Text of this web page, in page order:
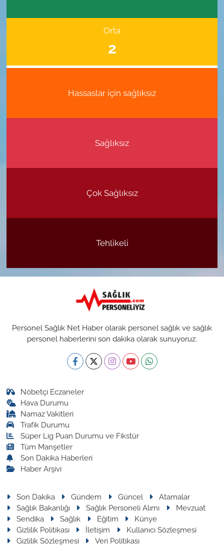
Orta
2
Hassaslar için sağlıksız
Sağlıksız
Çok Sağlıksız
Tehlikeli
Personel Sağlık Net Haber olarak personel sağlık ve sağlık
personel haberlerini son dakika olarak sunuyoruz.
Nöbetçi Eczaneler
Hava Durumu
Namaz Vakitleri
Trafik Durumu
Süper Lig Puan Durumu ve Fikstür
Tüm Manşetler
Son Dakika Haberleri
Haber Arşivi
Son Dakika Gündem Güncel
Atamalar
Sağlık Bakanlığı
Sağlık Personeli Alımı
Mevzuat
Sendika
Sağlık Eğitim
Künye
Gizlilik Politikası
İletişim
Kullanıcı Sözleşmesi
Gizlilik Sözleşmesi
Veri Politikası